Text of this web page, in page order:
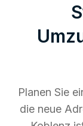
Planen Sie
die neue